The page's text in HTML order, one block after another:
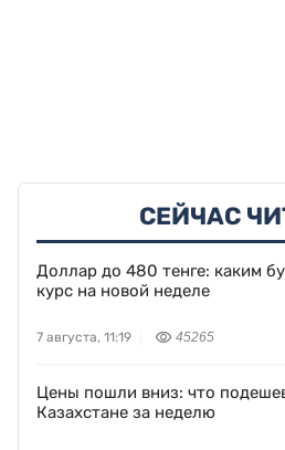
СЕЙЧАС
Доллар до 480 тенге: каким
курс на новой неделе
7 августа, 11:19 45265
Цены пошли вниз: что
Казахстане за неделю